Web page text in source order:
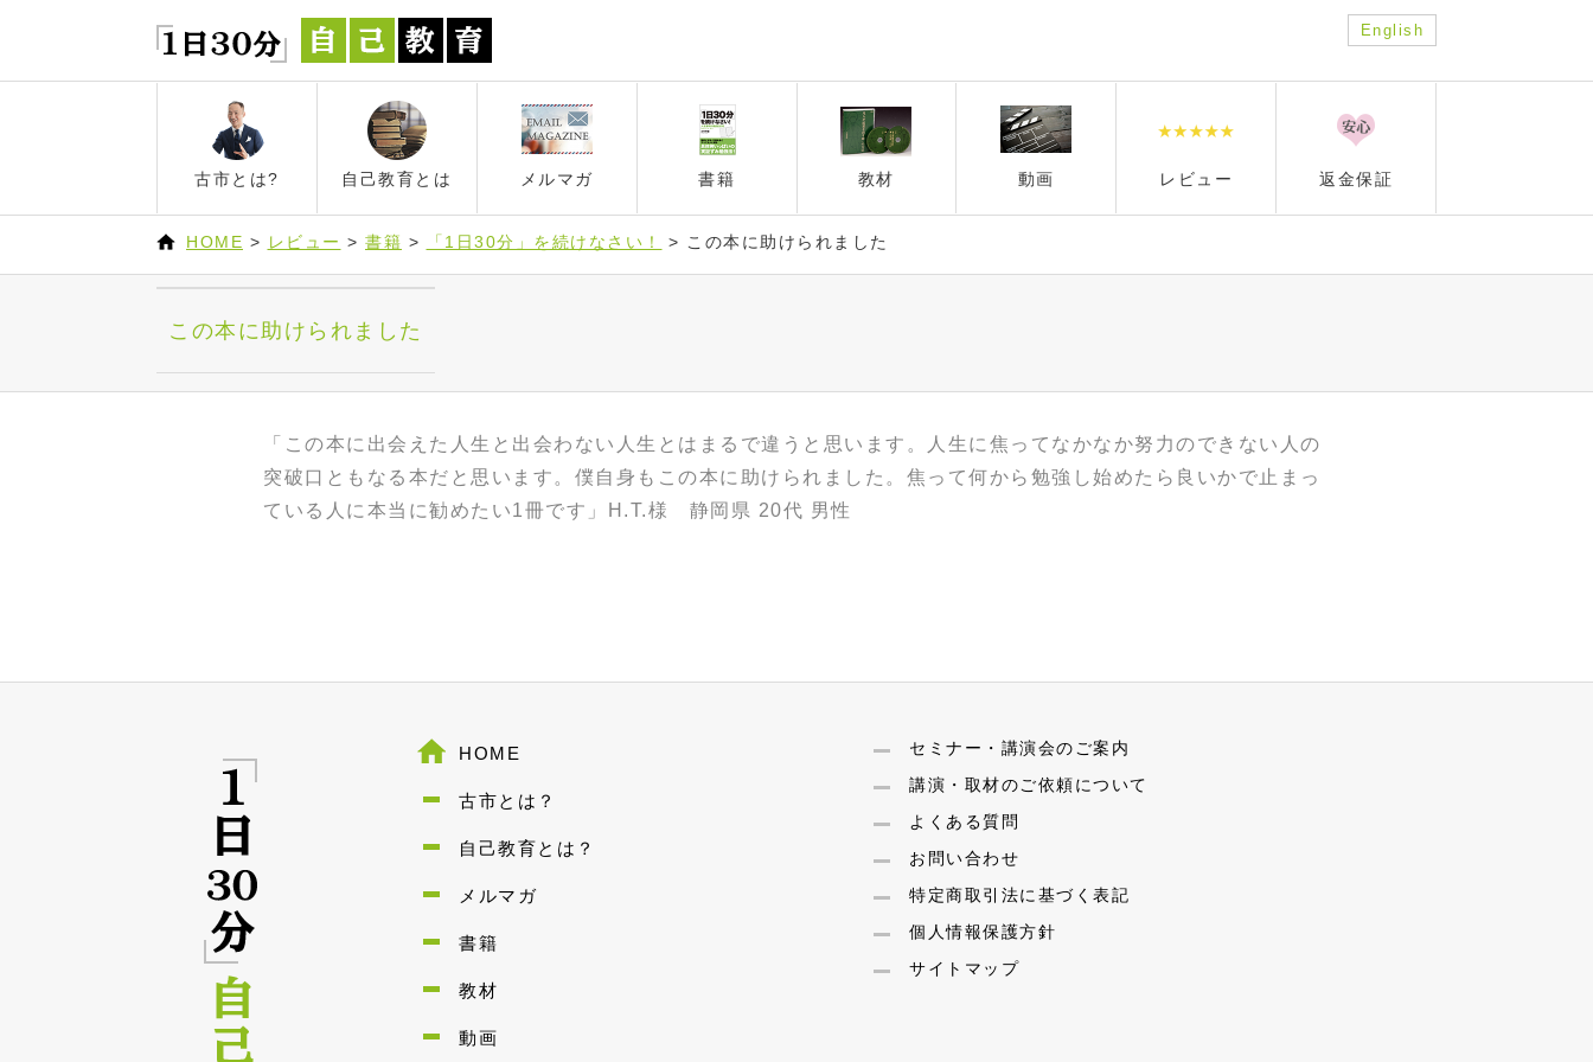
English
古市とは? 自己教育とは メルマガ 書籍 教材 動画 レビュー 返金保証
HOME > レビュー > 書籍 > 「1日30分」を続けなさい！ > この本に助けられました
この本に助けられました
「この本に出会えた人生と出会わない人生とはまるで違うと思います。人生に焦ってなかなか努力のできない人の
突破口ともなる本だと思います。僕自身もこの本に助けられました。焦って何から勉強し始めたら良いかで止まっ
ている人に本当に勧めたい1冊です」H.T.様 静岡県 20代 男性
HOME
古市とは？
自己教育とは？
メルマガ
書籍
教材
動画
セミナー・講演会のご案内
講演・取材のご依頼について
よくある質問
お問い合わせ
特定商取引法に基づく表記
個人情報保護方針
サイトマップ